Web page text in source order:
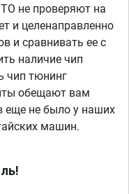
не проверяют на
и целенаправленно
и сравнивать ее с
наличие чип
чип тюнинг
обещают вам
еще не было у наших
машин.